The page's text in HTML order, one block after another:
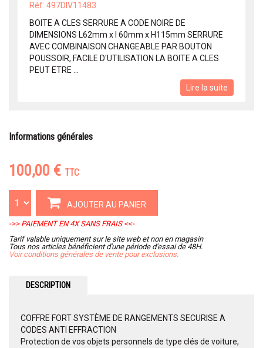
Réf: 497DIV11483
BOITE A CLES SERRURE A CODE NOIRE DE
DIMENSIONS L62mm x l 60mm x H115mm SERRURE
AVEC COMBINAISON CHANGEABLE PAR BOUTON
POUSSOIR, FACILE D'UTILISATION LA BOITE A CLES
PEUT ETRE ...
Lire la suite
Informations générales
100,00 € TTC
AJOUTER AU PANIER
->> PAIEMENT EN 4X SANS FRAIS <<-
Tarif valable uniquement sur le site web et non en magasin
Tous nos articles bénéficient d'une période d'essai de 48H.
Voir conditions générales de vente pour exclusions.
DESCRIPTION
COFFRE FORT SYSTÈME DE RANGEMENTS SECURISE A
CODES ANTI EFFRACTION
Protection de vos objets personnels de type clés de voiture,